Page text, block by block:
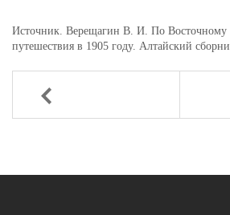
Источник. Верещагин В. И. По
путешествия в 1905 году. Алтайский
Назад